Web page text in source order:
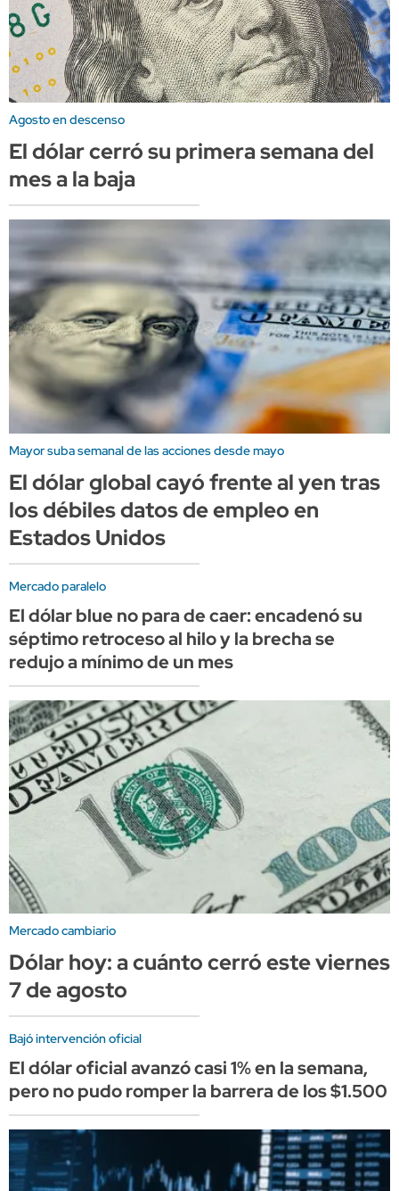
Agosto en descenso
El dólar cerró su primera semana del
mes a la baja
Mayor suba semanal de las acciones desde mayo
El dólar global cayó frente al yen tras
los débiles datos de empleo en
Estados Unidos
Mercado paralelo
El dólar blue no para de caer: encadenó su
séptimo retroceso al hilo y la brecha se
redujo a mínimo de un mes
Mercado cambiario
Dólar hoy: a cuánto cerró este viernes
7 de agosto
Bajó intervención oficial
El dólar oficial avanzó casi 1% en la semana,
pero no pudo romper la barrera de los $1.500